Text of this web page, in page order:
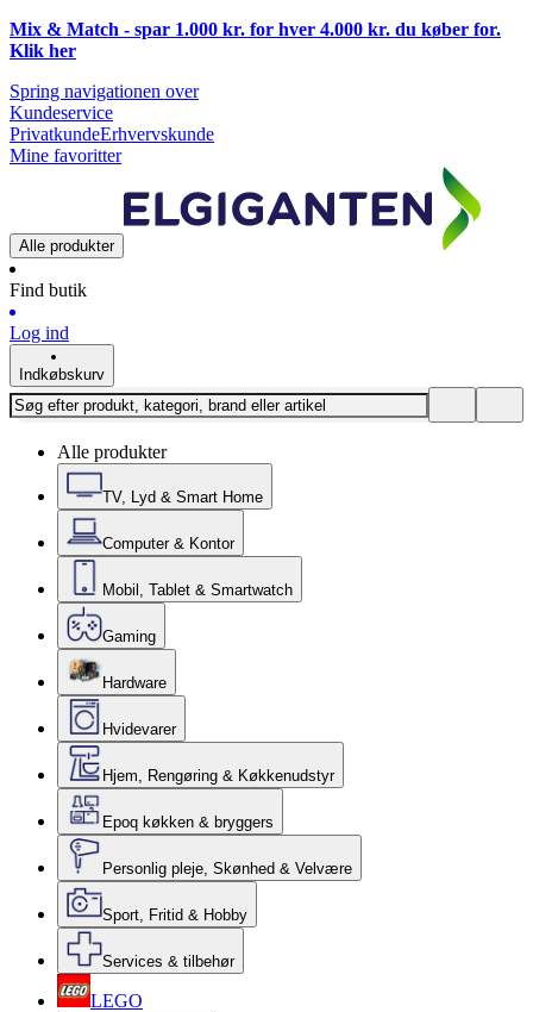
Mix & Match - spar 1.000 kr. for hver 4.000 kr. du køber for.
Klik her
Spring navigationen over
Kundeservice
PrivatkundeErhvervskunde
Mine favoritter
Alle produkter
Find butik
Log ind
Indkøbskurv
Alle produkter
TV, Lyd & Smart Home
Computer & Kontor
Mobil, Tablet & Smartwatch
Gaming
Hardware
Hvidevarer
Hjem, Rengøring & Køkkenudstyr
Epoq køkken & bryggers
Personlig pleje, Skønhed & Velvære
Sport, Fritid & Hobby
Services & tilbehør
LEGO